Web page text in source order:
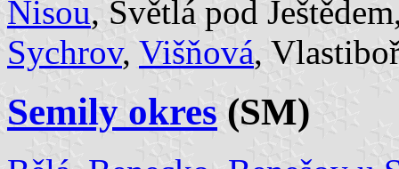
Nisou, Světlá pod
Sychrov, Višňová,
Semily okres (SM)